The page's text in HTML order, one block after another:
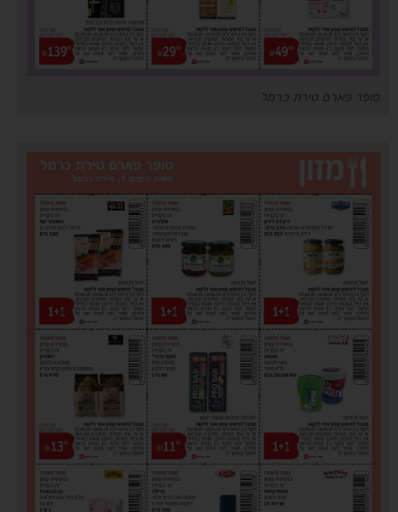
סופר פארם טירת כרמל